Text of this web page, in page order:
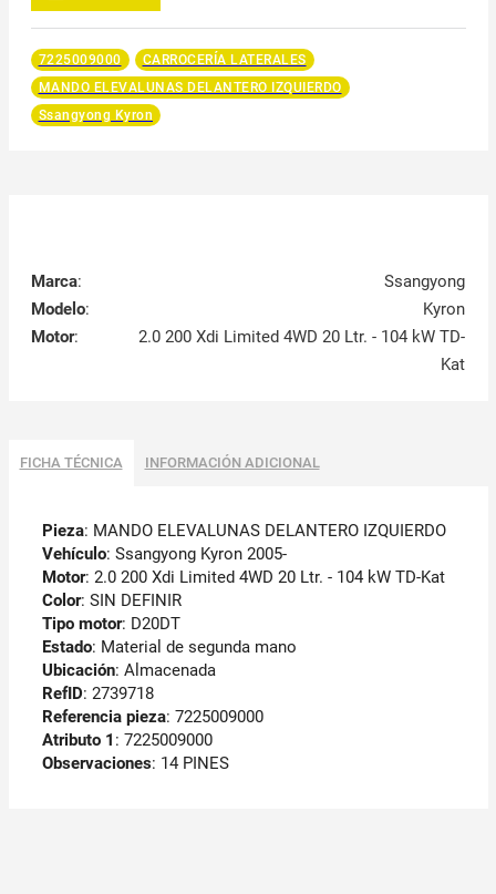
7225009000
CARROCERÍA LATERALES
MANDO ELEVALUNAS DELANTERO IZQUIERDO
Ssangyong Kyron
Marca:
Ssangyong
Modelo:
Kyron
Motor:
2.0 200 Xdi Limited 4WD 20 Ltr. - 104 kW TD-
Kat
FICHA TÉCNICA INFORMACIÓN ADICIONAL
Pieza: MANDO ELEVALUNAS DELANTERO IZQUIERDO
Vehículo: Ssangyong Kyron 2005-
Motor: 2.0 200 Xdi Limited 4WD 20 Ltr. - 104 kW TD-Kat
Color: SIN DEFINIR
Tipo motor: D20DT
Estado: Material de segunda mano
Ubicación: Almacenada
RefID: 2739718
Referencia pieza: 7225009000
Atributo 1 : 7225009000
Observaciones: 14 PINES